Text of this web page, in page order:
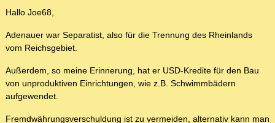
Hallo Joe68,
Adenauer war Separatist, also für die Trennung des Rheinlands
vom Reichsgebiet.
Außerdem, so meine Erinnerung, hat er USD-Kredite für den Bau
von unproduktiven Einrichtungen, wie z.B. Schwimmbädern
aufgewendet.
Fremdwährungsverschuldung ist zu vermeiden, alternativ kann man